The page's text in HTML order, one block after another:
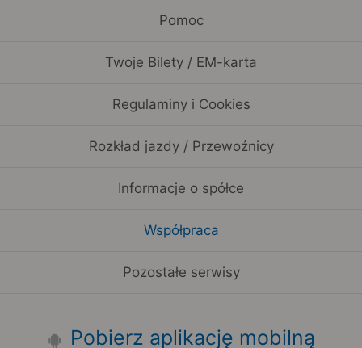
Pomoc
Twoje Bilety / EM-karta
Regulaminy i Cookies
Rozkład jazdy / Przewoźnicy
Informacje o spółce
Współpraca
Pozostałe serwisy
Pobierz aplikację mobilną